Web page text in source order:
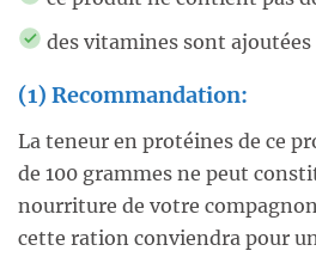
des vitamines sont ajoutées
(1) Recommandation:
La teneur en protéines de ce
de 100 grammes ne peut
nourriture de votre
cette ration conviendra pour